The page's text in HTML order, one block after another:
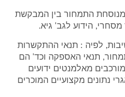
מנוסחת התמחור בין המבקשת
מסחרי, הידוע לגב' גיא.
לפיה : תנאי ההתקשרות
תנאי האספקה וכד' הם
מאלמנטים ידועים
נתונים מקצועיים המוכרים